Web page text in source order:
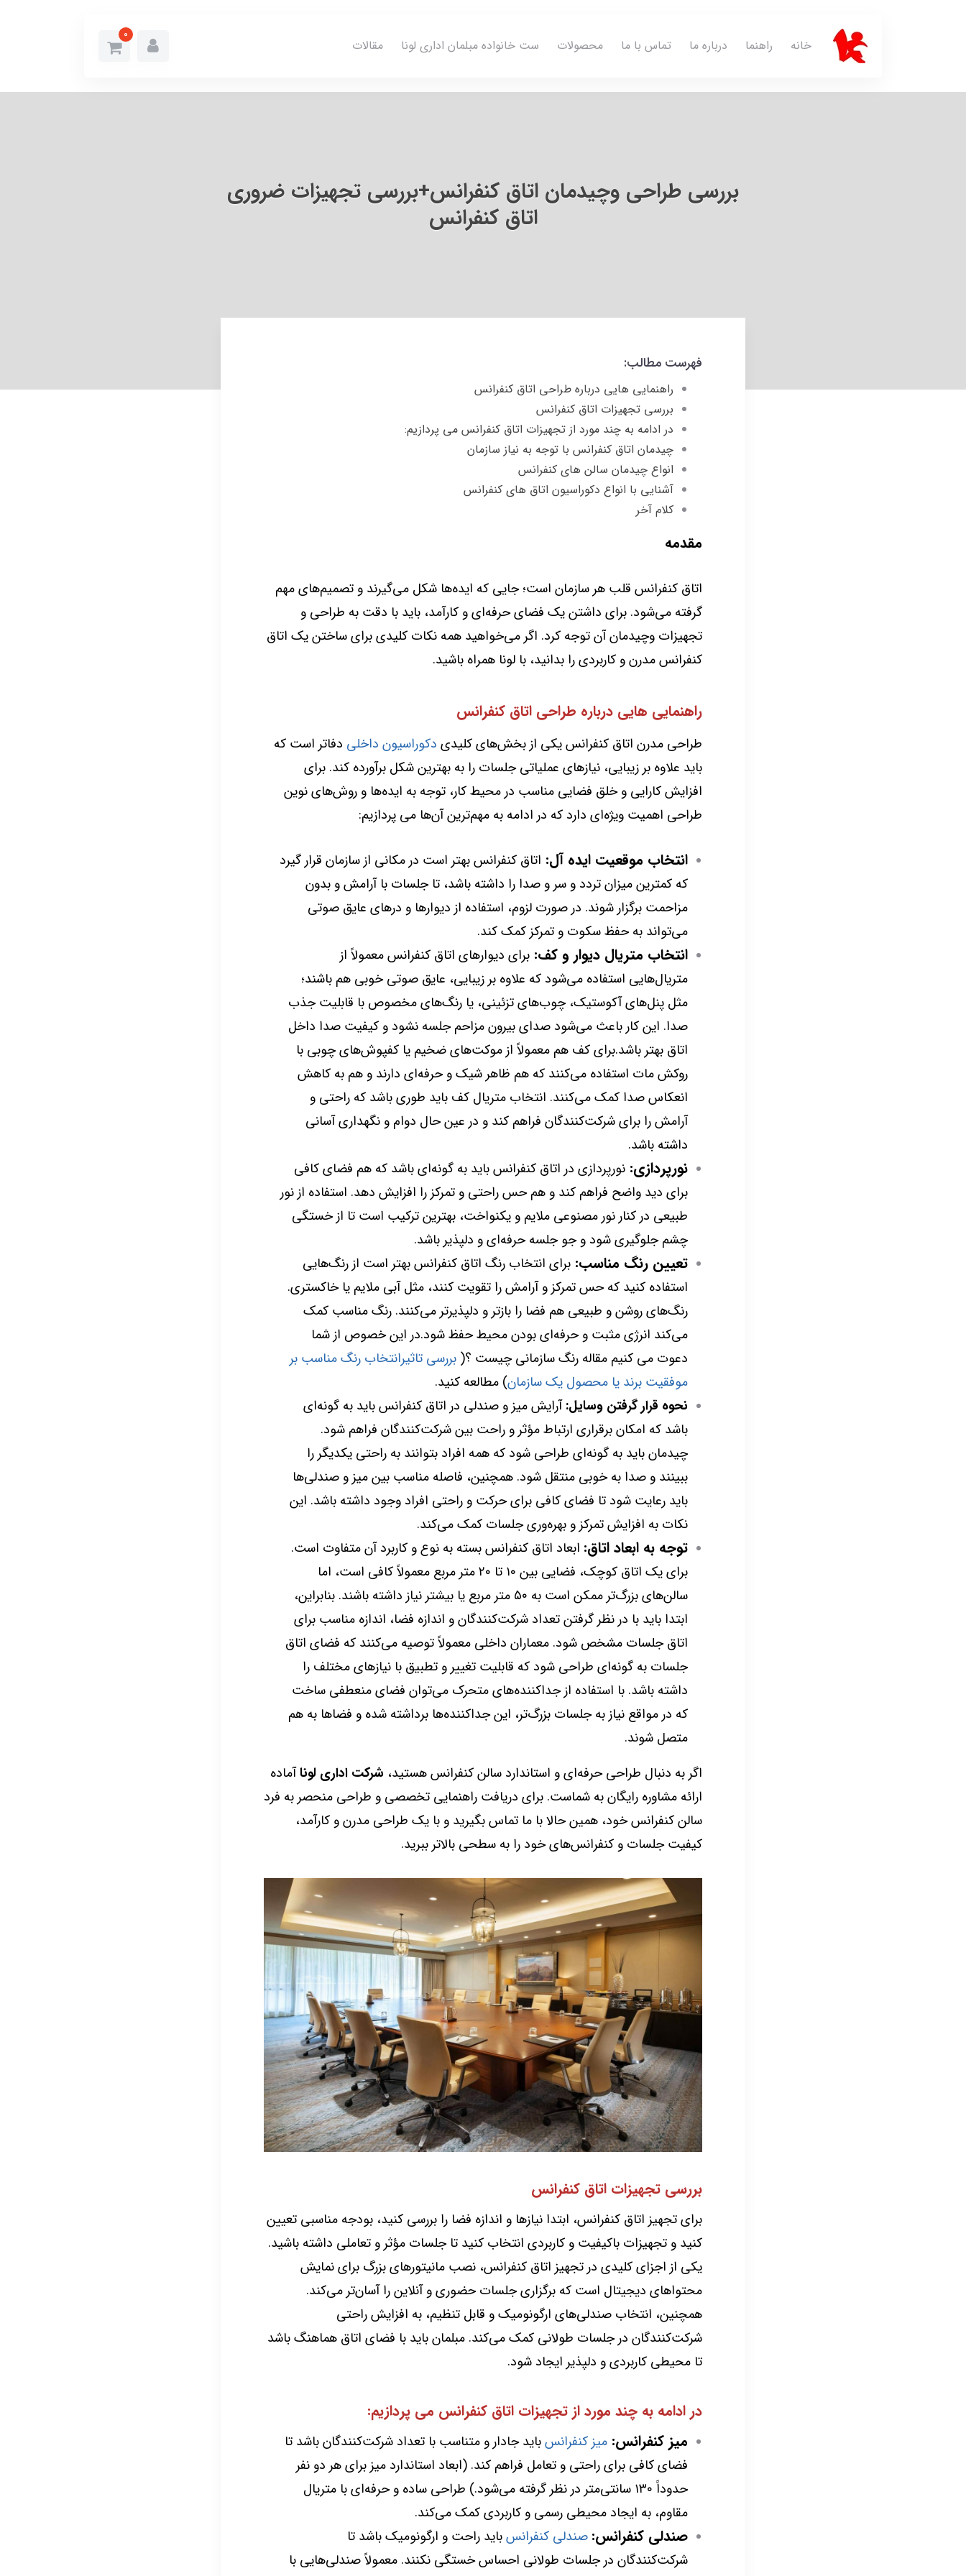
خانه راهنما درباره ما تماس با ما محصولات ست خانواده مبلمان اداری لونا مقالات
0
بررسی طراحی وچیدمان اتاق کنفرانس+بررسی تجهیزات ضروری
اتاق کنفرانس
فهرست مطالب:
راهنمایی هایی درباره طراحی اتاق کنفرانس
بررسی تجهیزات اتاق کنفرانس
در ادامه به چند مورد از تجهیزات اتاق کنفرانس می پردازیم:
چیدمان اتاق کنفرانس با توجه به نیاز سازمان
انواع چیدمان سالن های کنفرانس
آشنایی با انواع دکوراسیون اتاق های کنفرانس
کلام آخر
مقدمه
اتاق کنفرانس قلب هر سازمان است؛ جایی که ایده‌ها شکل می‌گیرند و تصمیم‌های مهم
گرفته می‌شود. برای داشتن یک فضای حرفه‌ای و کارآمد، باید با دقت به طراحی و
تجهیزات وچیدمان آن توجه کرد. اگر می‌خواهید همه نکات کلیدی برای ساختن یک اتاق
کنفرانس مدرن و کاربردی را بدانید، با لونا همراه باشید.
راهنمایی هایی درباره طراحی اتاق کنفرانس
طراحی مدرن اتاق کنفرانس یکی از بخش‌های کلیدی دکوراسیون داخلی دفاتر است که
باید علاوه بر زیبایی، نیازهای عملیاتی جلسات را به بهترین شکل برآورده کند. برای
افزایش کارایی و خلق فضایی مناسب در محیط کار، توجه به ایده‌ها و روش‌های نوین
طراحی اهمیت ویژه‌ای دارد که در ادامه به مهم‌ترین آن‌ها می پردازیم:
انتخاب موقعیت ایده آل: اتاق کنفرانس بهتر است در مکانی از سازمان قرار گیرد
که کمترین میزان تردد و سر و صدا را داشته باشد، تا جلسات با آرامش و بدون
مزاحمت برگزار شوند. در صورت لزوم، استفاده از دیوارها و درهای عایق صوتی
می‌تواند به حفظ سکوت و تمرکز کمک کند.
انتخاب متریال دیوار و کف: برای دیوارهای اتاق کنفرانس معمولاً از
متریال‌هایی استفاده می‌شود که علاوه بر زیبایی، عایق صوتی خوبی هم باشند؛
مثل پنل‌های آکوستیک، چوب‌های تزئینی، یا رنگ‌های مخصوص با قابلیت جذب
صدا. این کار باعث می‌شود صدای بیرون مزاحم جلسه نشود و کیفیت صدا داخل
اتاق بهتر باشد.برای کف هم معمولاً از موکت‌های ضخیم یا کفپوش‌های چوبی با
روکش مات استفاده می‌کنند که هم ظاهر شیک و حرفه‌ای دارند و هم به کاهش
انعکاس صدا کمک می‌کنند. انتخاب متریال کف باید طوری باشد که راحتی و
آرامش را برای شرکت‌کنندگان فراهم کند و در عین حال دوام و نگهداری آسانی
داشته باشد.
نورپردازی: نورپردازی در اتاق کنفرانس باید به گونه‌ای باشد که هم فضای کافی
برای دید واضح فراهم کند و هم حس راحتی و تمرکز را افزایش دهد. استفاده از نور
طبیعی در کنار نور مصنوعی ملایم و یکنواخت، بهترین ترکیب است تا از خستگی
چشم جلوگیری شود و جو جلسه حرفه‌ای و دلپذیر باشد.
تعیین رنگ مناسب: برای انتخاب رنگ اتاق کنفرانس بهتر است از رنگ‌هایی
استفاده کنید که حس تمرکز و آرامش را تقویت کنند، مثل آبی ملایم یا خاکستری.
رنگ‌های روشن و طبیعی هم فضا را بازتر و دلپذیرتر می‌کنند. رنگ مناسب کمک
می‌کند انرژی مثبت و حرفه‌ای بودن محیط حفظ شود.در این خصوص از شما
دعوت می کنیم مقاله رنگ سازمانی چیست ؟( بررسی تاثیرانتخاب رنگ مناسب بر
موفقیت برند یا محصول یک سازمان) مطالعه کنید.
نحوه قرار گرفتن وسایل:آرایش میز و صندلی در اتاق کنفرانس باید به گونه‌ای
باشد که امکان برقراری ارتباط مؤثر و راحت بین شرکت‌کنندگان فراهم شود.
چیدمان باید به گونه‌ای طراحی شود که همه افراد بتوانند به راحتی یکدیگر را
ببینند و صدا به خوبی منتقل شود. همچنین، فاصله مناسب بین میز و صندلی‌ها
باید رعایت شود تا فضای کافی برای حرکت و راحتی افراد وجود داشته باشد. این
نکات به افزایش تمرکز و بهره‌وری جلسات کمک می‌کند.
توجه به ابعاد اتاق: ابعاد اتاق کنفرانس بسته به نوع و کاربرد آن متفاوت است.
برای یک اتاق کوچک، فضایی بین ۱۰ تا ۲۰ متر مربع معمولاً کافی است، اما
سالن‌های بزرگ‌تر ممکن است به ۵۰ متر مربع یا بیشتر نیاز داشته باشند. بنابراین،
ابتدا باید با در نظر گرفتن تعداد شرکت‌کنندگان و اندازه فضا، اندازه مناسب برای
اتاق جلسات مشخص شود. معماران داخلی معمولاً توصیه می‌کنند که فضای اتاق
جلسات به گونه‌ای طراحی شود که قابلیت تغییر و تطبیق با نیازهای مختلف را
داشته باشد. با استفاده از جداکننده‌های متحرک می‌توان فضای منعطفی ساخت
که در مواقع نیاز به جلسات بزرگ‌تر، این جداکننده‌ها برداشته شده و فضاها به هم
متصل شوند.
اگر به دنبال طراحی حرفه‌ای و استاندارد سالن کنفرانس هستید، شرکت اداری لوناآماده
ارائه مشاوره رایگان به شماست. برای دریافت راهنمایی تخصصی و طراحی منحصر به فرد
سالن کنفرانس خود، همین حالا با ما تماس بگیرید و با یک طراحی مدرن و کارآمد،
کیفیت جلسات و کنفرانس‌های خود را به سطحی بالاتر ببرید.
بررسی تجهیزات اتاق کنفرانس
برای تجهیز اتاق کنفرانس، ابتدا نیازها و اندازه فضا را بررسی کنید، بودجه مناسبی تعیین
کنید و تجهیزات باکیفیت و کاربردی انتخاب کنید تا جلسات مؤثر و تعاملی داشته باشید.
یکی از اجزای کلیدی در تجهیز اتاق کنفرانس، نصب مانیتورهای بزرگ برای نمایش
محتواهای دیجیتال است که برگزاری جلسات حضوری و آنلاین را آسان‌تر می‌کند.
همچنین، انتخاب صندلی‌های ارگونومیک و قابل تنظیم، به افزایش راحتی
شرکت‌کنندگان در جلسات طولانی کمک می‌کند. مبلمان باید با فضای اتاق هماهنگ باشد
تا محیطی کاربردی و دلپذیر ایجاد شود.
در ادامه به چند مورد از تجهیزات اتاق کنفرانس می پردازیم:
میز کنفرانس: میز کنفرانسباید جادار و متناسب با تعداد شرکت‌کنندگان باشد تا
فضای کافی برای راحتی و تعامل فراهم کند. (ابعاد استاندارد میز برای هر دو نفر
حدوداً ۱۳۰ سانتی‌متر در نظر گرفته می‌شود.) طراحی ساده و حرفه‌ای با متریال
مقاوم، به ایجاد محیطی رسمی و کاربردی کمک می‌کند.
صندلی کنفرانس: صندلی کنفرانسباید راحت و ارگونومیک باشد تا
شرکت‌کنندگان در جلسات طولانی احساس خستگی نکنند. معمولاً صندلی‌هایی با